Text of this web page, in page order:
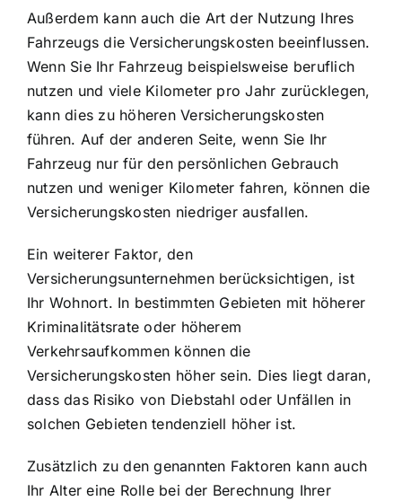
Außerdem kann auch die Art der Nutzung Ihres
Fahrzeugs die Versicherungskosten beeinflussen.
Wenn Sie Ihr Fahrzeug beispielsweise beruflich
nutzen und viele Kilometer pro Jahr zurücklegen,
kann dies zu höheren Versicherungskosten
führen. Auf der anderen Seite, wenn Sie Ihr
Fahrzeug nur für den persönlichen Gebrauch
nutzen und weniger Kilometer fahren, können die
Versicherungskosten niedriger ausfallen.
Ein weiterer Faktor, den
Versicherungsunternehmen berücksichtigen, ist
Ihr Wohnort. In bestimmten Gebieten mit höherer
Kriminalitätsrate oder höherem
Verkehrsaufkommen können die
Versicherungskosten höher sein. Dies liegt daran,
dass das Risiko von Diebstahl oder Unfällen in
solchen Gebieten tendenziell höher ist.
Zusätzlich zu den genannten Faktoren kann auch
Ihr Alter eine Rolle bei der Berechnung Ihrer